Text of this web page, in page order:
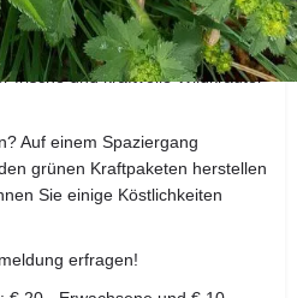
Haustüre im Harthauser Wald
frische und kraftvolle Wildkräuter
Auf einem Spaziergang
grünen Kraftpaketen herstellen
Sie einige Köstlichkeiten
erfragen!